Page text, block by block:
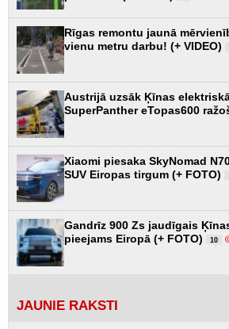
Rīgas remontu jaunā
vienu metru darbu! (+ VIDEO)
Austrijā uzsāk Ķīnas
SuperPanther eTopas600
Xiaomi piesaka SkyNomad
SUV Eiropas tirgum (+ FOTO)
Gandrīz 900 Zs jaudīgais
pieejams Eiropā (+ FOTO)
10
JAUNIE RAKSTI